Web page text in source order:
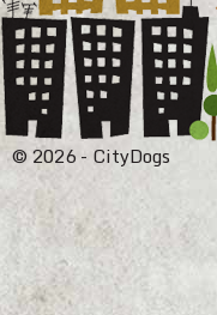
© 2026 - CityDogs